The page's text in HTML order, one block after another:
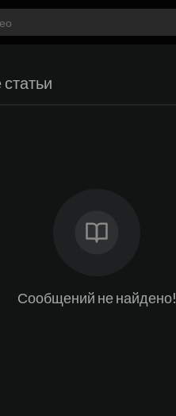
Сообщений не найдено!